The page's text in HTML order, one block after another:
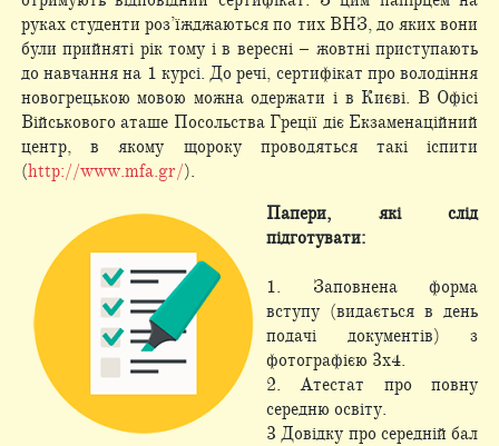
руках студенти роз’їжджаються по тих ВНЗ, до яких вони
були прийняті рік тому і в вересні – жовтні приступають
до навчання на 1 курсі. До речі, сертифікат про володіння
новогрецькою мовою можна одержати і в Києві. В Офісі
Військового аташе Посольства Греції діє Екзаменаційний
центр, в якому щороку проводяться такі іспити
(http://www.mfa.gr/).
Папери, які слід
підготувати:
1. Заповнена форма
вступу (видається в день
подачі документів) з
фотографією 3х4.
2. Атестат про повну
середню освіту.
3 Довідку про середній бал